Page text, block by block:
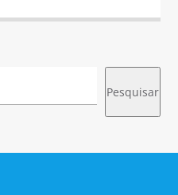
Pesquisar